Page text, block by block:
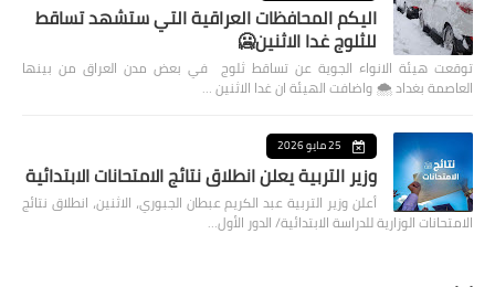
اليكم المحافظات العراقية التي ستشهد تساقط
للثلوج غدا الاثنين🥶
توقعت هيئة الانواء الجوية عن تساقط ثلوج في بعض مدن العراق من بينها
العاصمة بغداد ⁦🌨️⁩ واضافت الهيئة ان غدا الاثنين …
25 مايو 2026
وزير التربية يعلن انطلاق نتائج الامتحانات الابتدائية
أعلن وزير التربية عبد الكريم عبطان الجبوري، الاثنين، انطلاق نتائج
الامتحانات الوزارية للدراسة الابتدائية/ الدور الأول…